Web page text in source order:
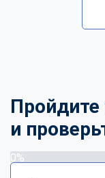
Пройдите
и
0%